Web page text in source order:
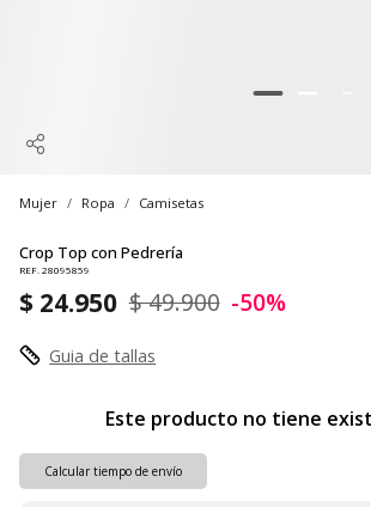
Mujer Ropa Camisetas
Crop Top con Pedrería
REF. 28095859
$ 24.950 $ 49.900 -50%
Guia de tallas
Este producto no tiene
Calcular tiempo de envío